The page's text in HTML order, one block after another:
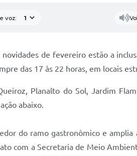
voz:
de fevereiro estão a
das 17 às 22 horas, em locais
Planalto do Sol, Jardim
abaixo.
do ramo gastronômico e amplia
com a Secretaria de Meio